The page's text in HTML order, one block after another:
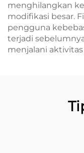
menghilangkan
modifikasi besar.
pengguna
terjadi
menjalani aktivitas